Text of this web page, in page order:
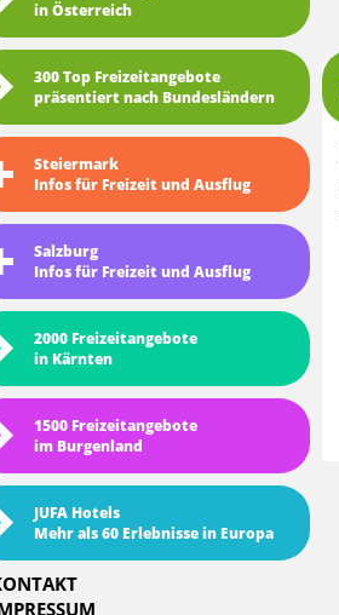
in Österreich
300 Top Freizeitangebote
präsentiert nach Bundesländern
Steiermark
Infos für Freizeit und Ausflug
Salzburg
Infos für Freizeit und Ausflug
2000 Freizeitangebote
in Kärnten
1500 Freizeitangebote
im Burgenland
JUFA Hotels
Mehr als 60 Erlebnisse in Europa